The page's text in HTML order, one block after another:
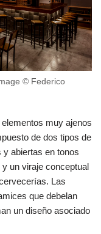
© Federico
muy ajenos
de dos tipos de
abiertas en tonos
un viraje conceptual
Las
que debelan
un diseño asociado